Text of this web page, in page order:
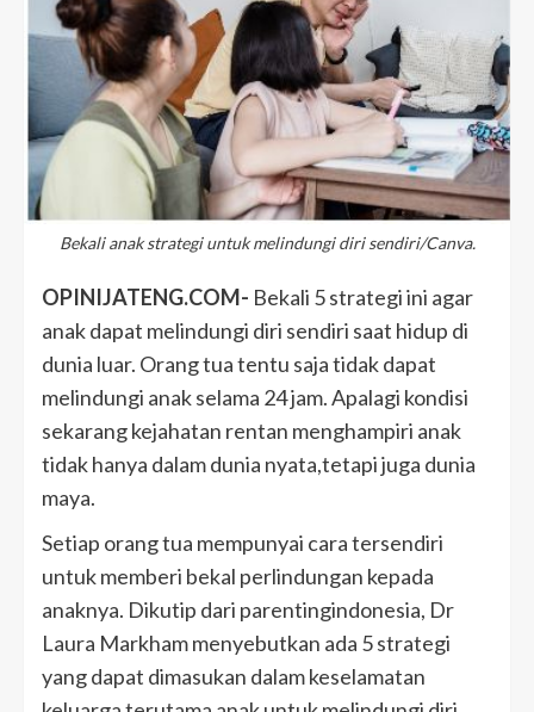
Bekali anak strategi untuk melindungi diri sendiri/Canva.
OPINIJATENG.COM- Bekali 5 strategi ini agar
anak dapat melindungi diri sendiri saat hidup di
dunia luar. Orang tua tentu saja tidak dapat
melindungi anak selama 24 jam. Apalagi kondisi
sekarang kejahatan rentan menghampiri anak
tidak hanya dalam dunia nyata,tetapi juga dunia
maya.
Setiap orang tua mempunyai cara tersendiri
untuk memberi bekal perlindungan kepada
anaknya. Dikutip dari parentingindonesia, Dr
Laura Markham menyebutkan ada 5 strategi
yang dapat dimasukan dalam keselamatan